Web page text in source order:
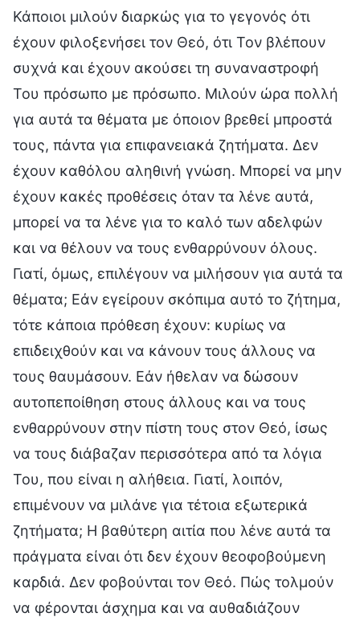
Κάποιοι μιλούν διαρκώς για το γεγονός ότι
έχουν φιλοξενήσει τον Θεό, ότι Τον βλέπουν
συχνά και έχουν ακούσει τη συναναστροφή
Του πρόσωπο με πρόσωπο. Μιλούν ώρα πολλή
για αυτά τα θέματα με όποιον βρεθεί μπροστά
τους, πάντα για επιφανειακά ζητήματα. Δεν
έχουν καθόλου αληθινή γνώση. Μπορεί να μην
έχουν κακές προθέσεις όταν τα λένε αυτά,
μπορεί να τα λένε για το καλό των αδελφών
και να θέλουν να τους ενθαρρύνουν όλους.
Γιατί, όμως, επιλέγουν να μιλήσουν για αυτά τα
θέματα; Εάν εγείρουν σκόπιμα αυτό το ζήτημα,
τότε κάποια πρόθεση έχουν: κυρίως να
επιδειχθούν και να κάνουν τους άλλους να
τους θαυμάσουν. Εάν ήθελαν να δώσουν
αυτοπεποίθηση στους άλλους και να τους
ενθαρρύνουν στην πίστη τους στον Θεό, ίσως
να τους διάβαζαν περισσότερα από τα λόγια
Του, που είναι η αλήθεια. Γιατί, λοιπόν,
επιμένουν να μιλάνε για τέτοια εξωτερικά
ζητήματα; Η βαθύτερη αιτία που λένε αυτά τα
πράγματα είναι ότι δεν έχουν θεοφοβούμενη
καρδιά. Δεν φοβούνται τον Θεό. Πώς τολμούν
να φέρονται άσχημα και να αυθαδιάζουν